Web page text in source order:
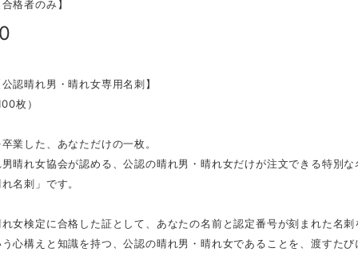
格者のみ】
認晴れ男・晴れ女専用名刺】
枚）
業した、あなただけの一枚。
晴れ女協会が認める、公認の晴れ男・晴れ女だけが注文できる特別な
名刺」です。
女検定に合格した証として、あなたの名前と認定番号が刻まれた名
心構えと知識を持つ、公認の晴れ男・晴れ女であることを、渡すた